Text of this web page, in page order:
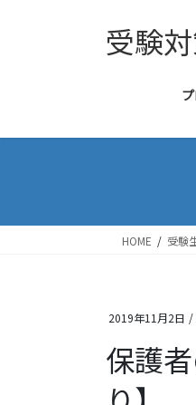
ス
ン
受験
HOME 受験
2019年11月2日 /
保護